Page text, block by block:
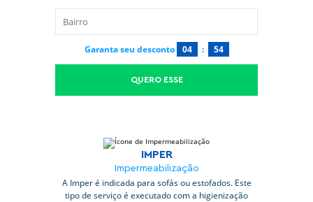
Garanta seu desconto 04 : 53
QUERO ESSE
IMPER
Impermeabilização
A Imper é indicada para sofás ou estofados. Este
tipo de serviço é executado com a higienização